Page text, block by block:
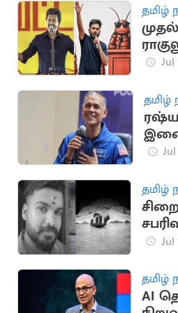
தமிழ்
Jul
தமிழ்
Jul
தமிழ்
Jul
தமிழ்
AI